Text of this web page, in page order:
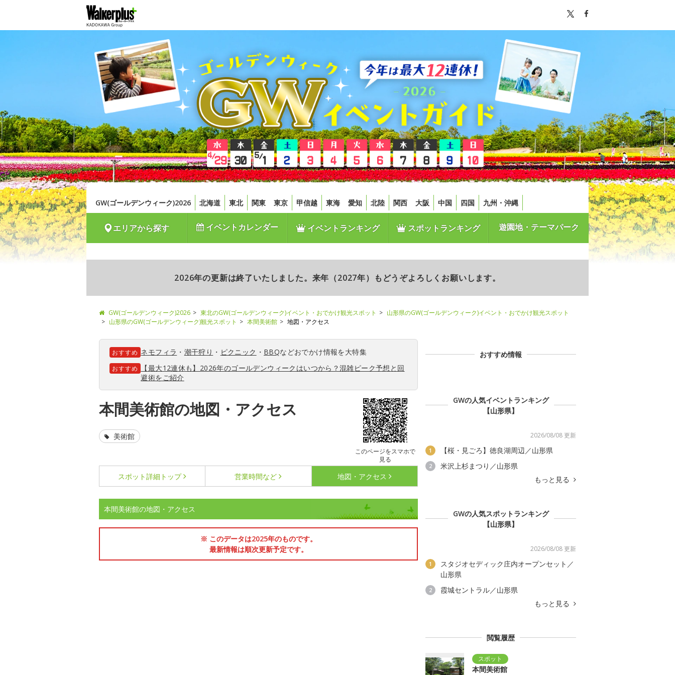
GW(ゴールデンウィーク)2026 北海道 東北 関東 東京 甲信越 東海 愛知 北陸 関西 大阪 中国 四国 九州・沖縄
エリアから探す イベントカレンダー イベントランキング スポットランキング 遊園地・テーマパーク
2026年の更新は終了いたしました。来年（2027年）もどうぞよろしくお願いします。
GW(ゴールデンウィーク)2026 東北のGW(ゴールデンウィーク)イベント・おでかけ観光スポット
山形県のGW(ゴールデンウィーク)イベント・おでかけ観光スポット
山形県のGW(ゴールデンウィーク)観光スポット
本間美術館 地図・アクセス
おすすめ ネモフィラ ・ 潮干狩り ・ ピクニック ・ BBQなどおでかけ情報を大特集
おすすめ
【最大12連休も】2026年のゴールデンウィークはいつから？混雑ピーク予想と回
避術をご紹介
本間美術館の地図・アクセス
このページをスマホで
見る
美術館
スポット詳細 トップ 営業時間など 地図・アクセス
本間美術館の地図・アクセス
※ このデータは2025年のものです。
最新情報は順次更新予定です。
おすすめ情報
GWの人気イベントランキング
【山形県】
2026/08/08 更新
1 【桜・見ごろ】徳良湖周辺／山形県
2
米沢上杉まつり／山形県
もっと見る
GWの人気スポットランキング
【山形県】
2026/08/08 更新
1
スタジオセディック庄内オープンセット／
山形県
2
霞城セントラル／山形県
もっと見る
閲覧履歴
本間美術館